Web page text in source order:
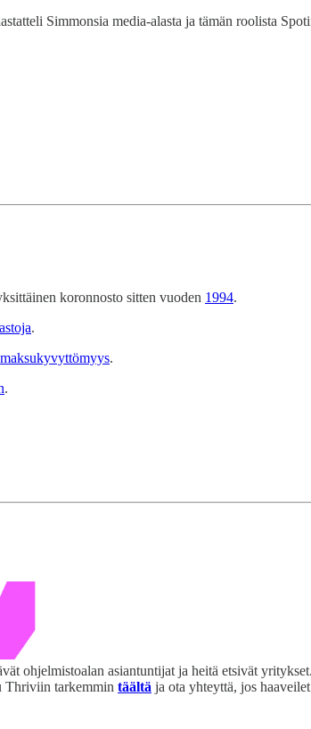
Simmonsia media-alasta ja tämän roolista
koronnosto sitten vuoden 1994.
.
maksukyvyttömyys.
.
ohjelmistoalan asiantuntijat ja heitä etsivät
Thriviin tarkemmin täältä ja ota yhteyttä, jos